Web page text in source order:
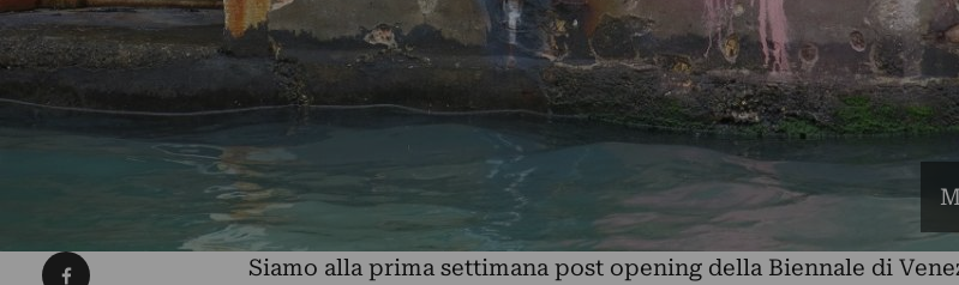
Siamo alla prima settimana post opening della Biennale di
Condividi su Facebook